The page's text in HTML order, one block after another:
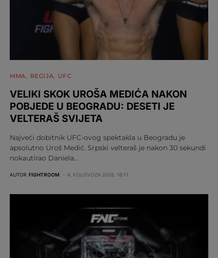
MMA REGIJA UFC
VELIKI SKOK UROŠA MEDIĆA NAKON
POBJEDE U BEOGRADU: DESETI JE
VELTERAŠ SVIJETA
Najveći dobitnik UFC-ovog spektakla u Beogradu je
apsolutno Uroš Medić. Srpski velteraš je nakon 30 sekundi
nokautirao Daniela…
AUTOR FIGHTROOM 4. KOLOVOZA 2026. 16:11